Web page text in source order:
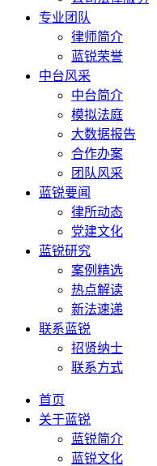
专业团队
律师简介
蓝锐荣誉
中台风采
中台简介
模拟法庭
大数据报告
合作办案
团队风采
蓝锐要闻
律所动态
党建文化
蓝锐研究
案例精选
热点解读
新法速递
联系蓝锐
招贤纳士
联系方式
首页
关于蓝锐
蓝锐简介
蓝锐文化